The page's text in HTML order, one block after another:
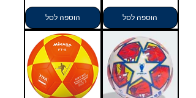
הוספה לסל הוספה לסל